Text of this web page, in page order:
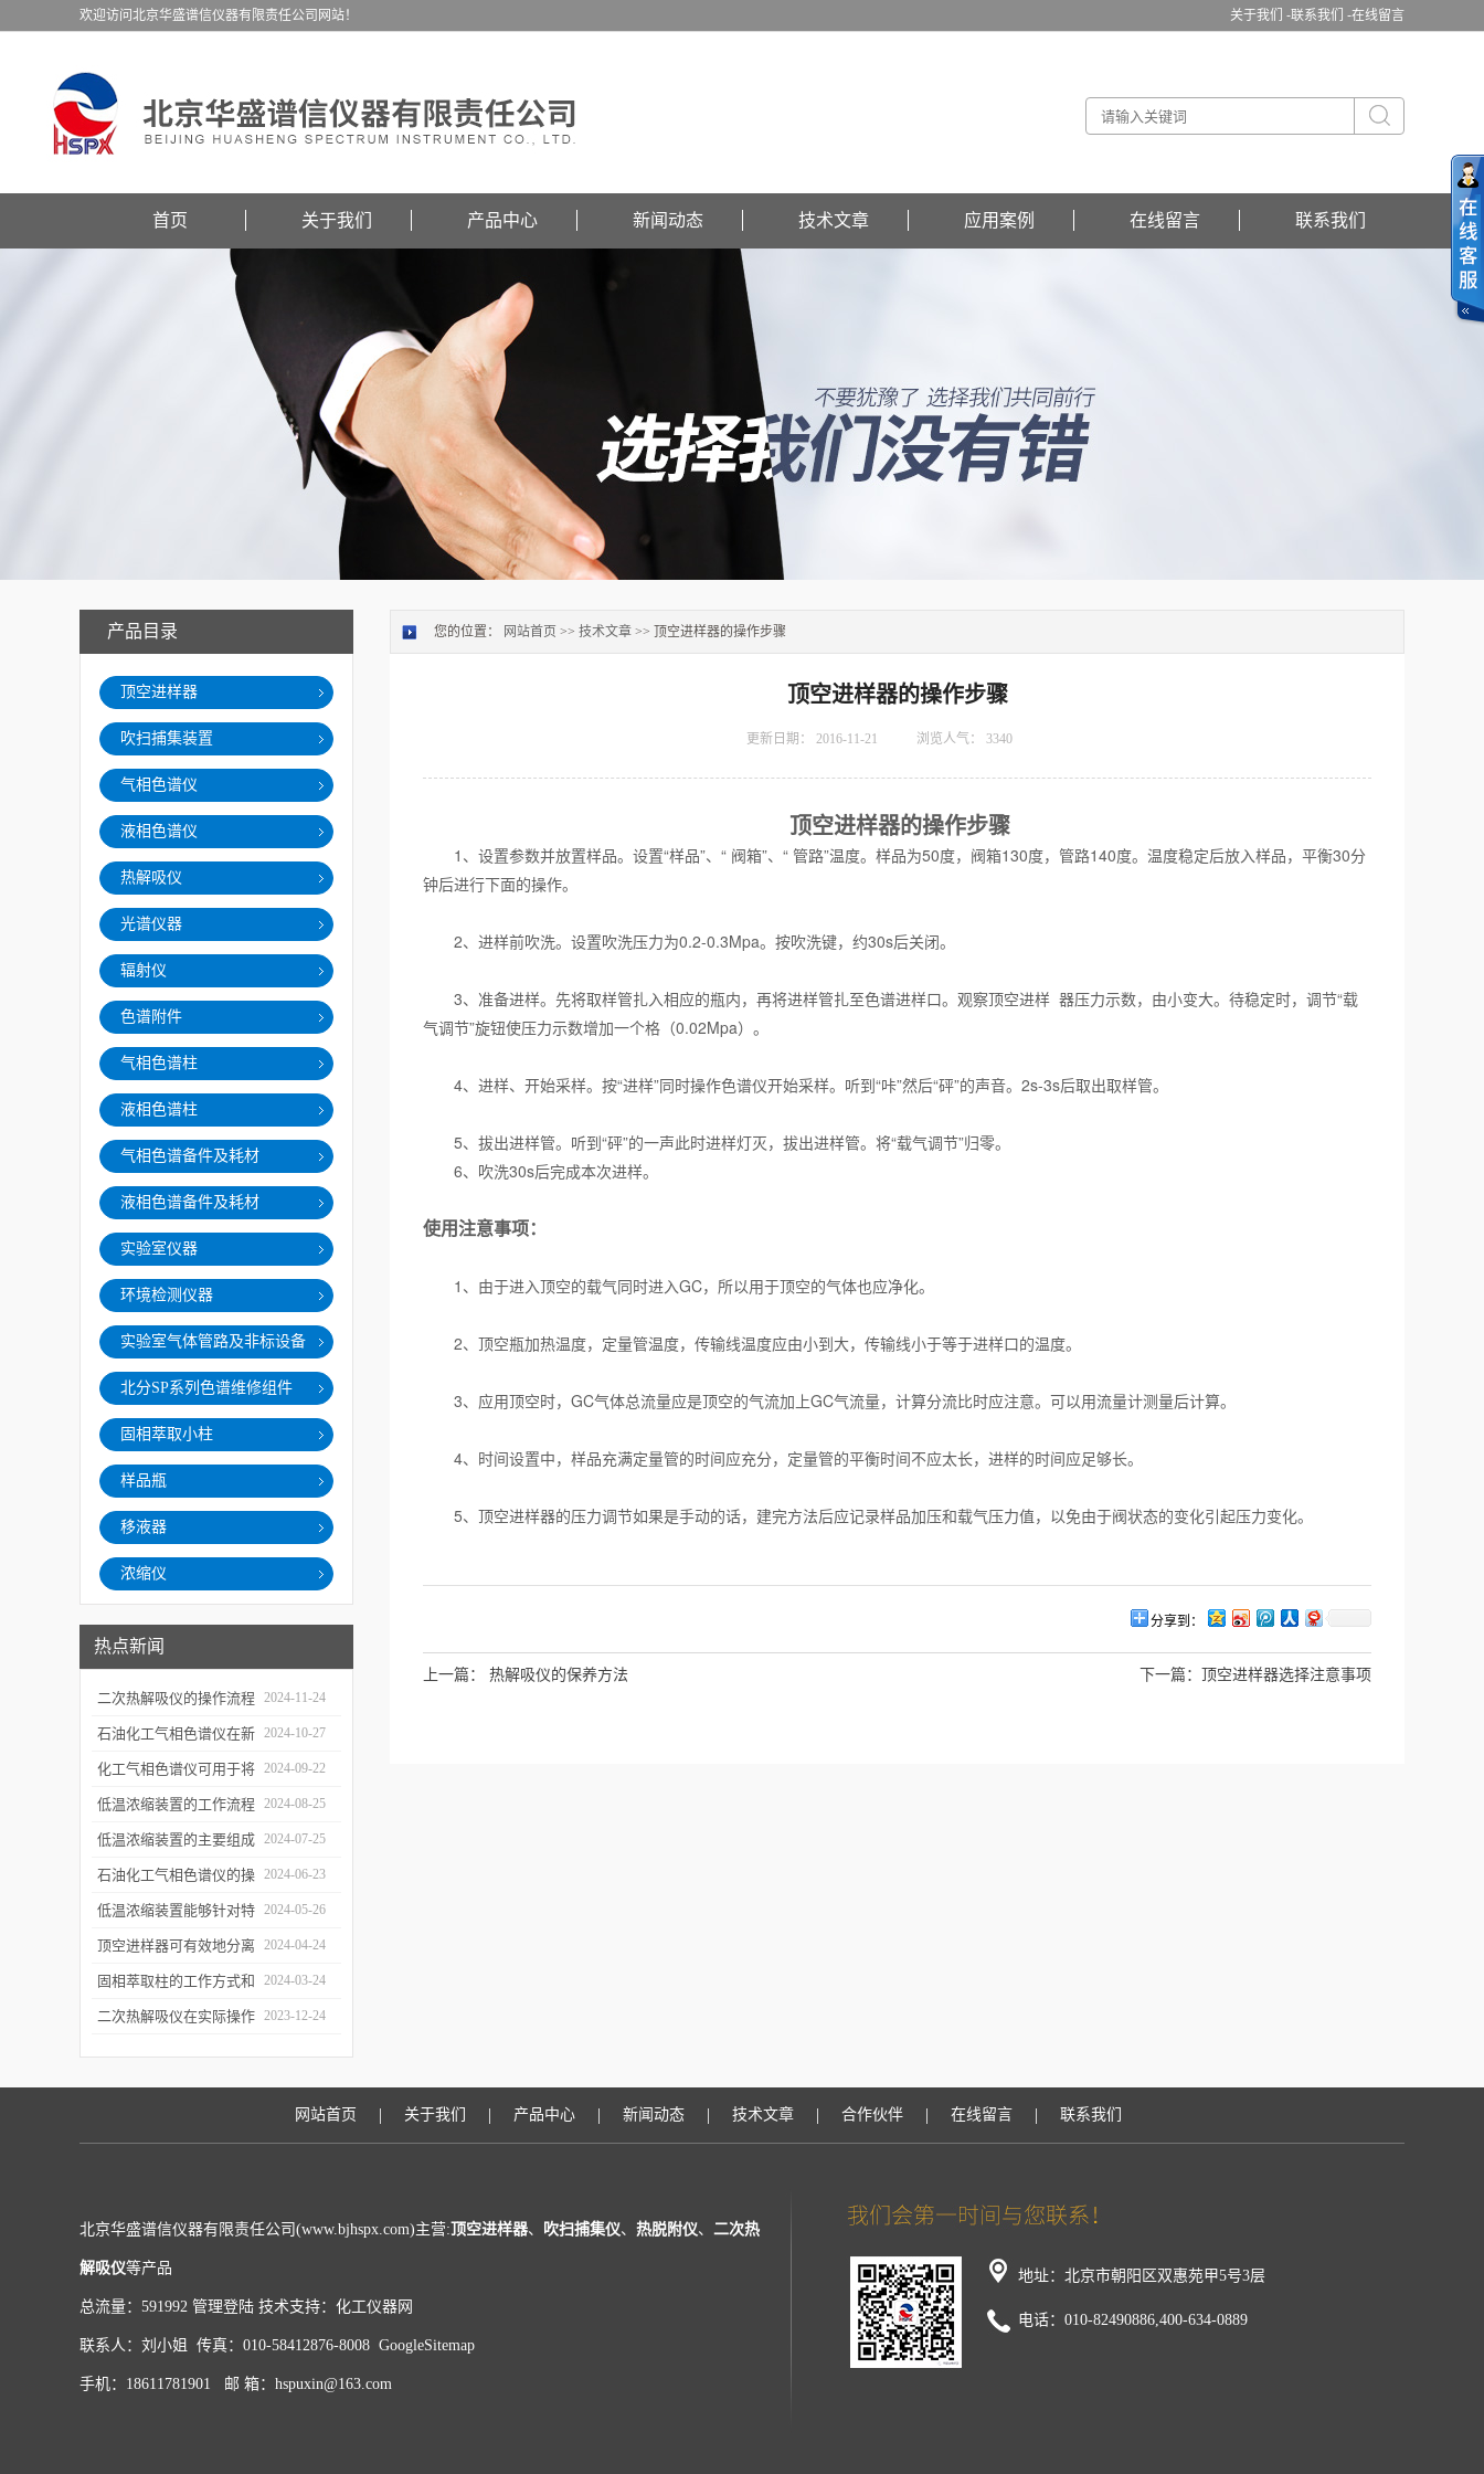
关于我们 -联系我们 -在线留言
欢迎访问北京华盛谱信仪器有限责任公司网站！
首页 关于我们 产品中心 新闻动态 技术文章 应用案例 在线留言 联系我们
产品目录
顶空进样器
吹扫捕集装置
气相色谱仪
液相色谱仪
热解吸仪
光谱仪器
辐射仪
色谱附件
气相色谱柱
液相色谱柱
气相色谱备件及耗材
液相色谱备件及耗材
实验室仪器
环境检测仪器
实验室气体管路及非标设备
北分SP系列色谱维修组件
固相萃取小柱
样品瓶
移液器
浓缩仪
热点新闻
二次热解吸仪的操作流程
和使用注意事项
2024-11-24
石油化工气相色谱仪在新
材料、新产品的研发中的
应用
2024-10-27
化工气相色谱仪可用于将
样品引入色谱柱并推动分
离过程
2024-09-22
低温浓缩装置的工作流程
及使用注意事项
2024-08-25
低温浓缩装置的主要组成
部分及具体工作流程分析
2024-07-25
石油化工气相色谱仪的操
作要点详细分析
2024-06-23
低温浓缩装置能够针对特
定的目标组分进行有效浓
缩
2024-05-26
顶空进样器可有效地分离
和富集样品中的挥发性成
分
2024-04-24
固相萃取柱的工作方式和
应用场景
2024-03-24
二次热解吸仪在实际操作 2023-12-24
您的位置： 网站首页 >> 技术文章 >> 顶空进样器的操作步骤
顶空进样器的操作步骤
更新日期： 2016-11-21 浏览人气： 3340
顶空进样器的操作步骤
1、设置参数并放置样品。设置“样品”、“ 阀箱”、“ 管路”温度。样品为50度，阀箱130度，管路140度。温度稳定后放入样品，平衡30分
钟后进行下面的操作。
2、进样前吹洗。设置吹洗压力为0.2-0.3Mpa。按吹洗键，约30s后关闭。
3、准备进样。先将取样管扎入相应的瓶内，再将进样管扎至色谱进样口。观察顶空进样 器压力示数，由小变大。待稳定时，调节“载
气调节”旋钮使压力示数增加一个格（0.02Mpa）。
4、进样、开始采样。按“进样”同时操作色谱仪开始采样。听到“咔”然后“砰”的声音。2s-3s后取出取样管。
5、拔出进样管。听到“砰”的一声此时进样灯灭，拔出进样管。将“载气调节”归零。
6、吹洗30s后完成本次进样。
使用注意事项：
1、由于进入顶空的载气同时进入GC，所以用于顶空的气体也应净化。
2、顶空瓶加热温度，定量管温度，传输线温度应由小到大，传输线小于等于进样口的温度。
3、应用顶空时，GC气体总流量应是顶空的气流加上GC气流量，计算分流比时应注意。可以用流量计测量后计算。
4、时间设置中，样品充满定量管的时间应充分，定量管的平衡时间不应太长，进样的时间应足够长。
5、顶空进样器的压力调节如果是手动的话，建完方法后应记录样品加压和载气压力值，以免由于阀状态的变化引起压力变化。
分享到：
上一篇： 热解吸仪的保养方法 下一篇： 顶空进样器选择注意事项
网站首页 | 关于我们 | 产品中心 | 新闻动态 | 技术文章 | 合作伙伴 | 在线留言 | 联系我们
北京华盛谱信仪器有限责任公司(www.bjhspx.com)主营:顶空进样器、 吹扫捕集仪、 热脱附仪、 二次热
解吸仪等产品
总流量：591992 管理登陆 技术支持： 化工仪器网
联系人：刘小姐 传真：010-58412876-8008 GoogleSitemap
手机：18611781901 邮 箱：hspuxin@163.com
地址：北京市朝阳区双惠苑甲5号3层
电话：010-82490886,400-634-0889